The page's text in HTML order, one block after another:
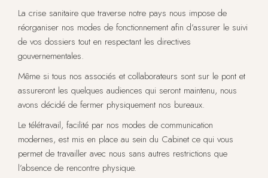
La crise sanitaire que traverse notre pays nous impose de
réorganiser nos modes de fonctionnement afin d’assurer le suivi
de vos dossiers tout en respectant les directives
gouvernementales.
Même si tous nos associés et collaborateurs sont sur le pont et
assureront les quelques audiences qui seront maintenu, nous
avons décidé de fermer physiquement nos bureaux.
Le télétravail, facilité par nos modes de communication
modernes, est mis en place au sein du Cabinet ce qui vous
permet de travailler avec nous sans autres restrictions que
l’absence de rencontre physique.